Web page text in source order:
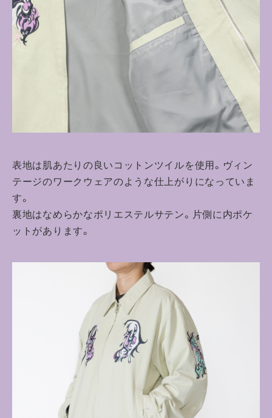
表地は肌あたりの良いコットンツイルを使用。ヴィン
テージのワークウェアのような仕上がりになっていま
す。
裏地はなめらかなポリエステルサテン。片側に内ポケ
ットがあります。